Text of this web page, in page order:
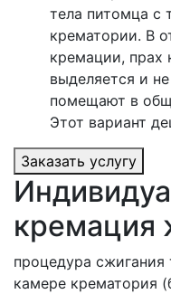
тела питомца с
крематории. В
кремации, прах
выделяется и
помещают в
Этот вариант
Заказать услугу
кремация
процедура сжигания
камере крематория